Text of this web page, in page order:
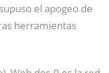
el apogeo de
herramientas